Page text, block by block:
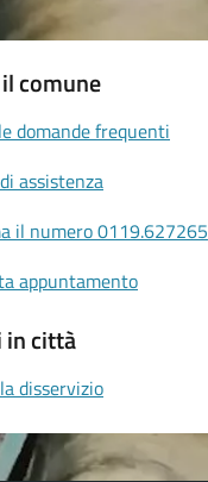
comune
domande frequenti
assistenza
il numero 0119.627265
appuntamento
in città
disservizio